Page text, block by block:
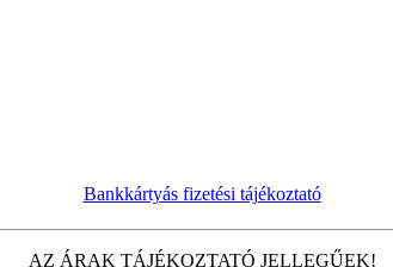
Bankkártyás fizetési tájékoztató
AZ ÁRAK TÁJÉKOZTATÓ JELLEGŰEK!